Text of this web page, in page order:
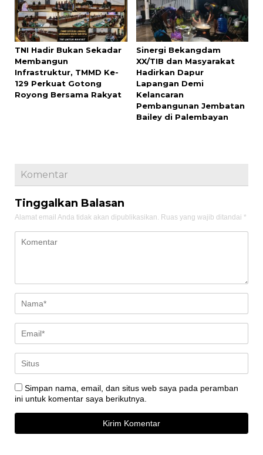
TNI Hadir Bukan Sekadar
Membangun
Infrastruktur, TMMD Ke-
129 Perkuat Gotong
Royong Bersama Rakyat
Sinergi Bekangdam
XX/TIB dan Masyarakat
Hadirkan Dapur
Lapangan Demi
Kelancaran
Pembangunan Jembatan
Bailey di Palembayan
Komentar
Tinggalkan Balasan
Alamat email Anda tidak akan dipublikasikan. Ruas yang wajib ditandai *
Simpan nama, email, dan situs web saya pada peramban
ini untuk komentar saya berikutnya.